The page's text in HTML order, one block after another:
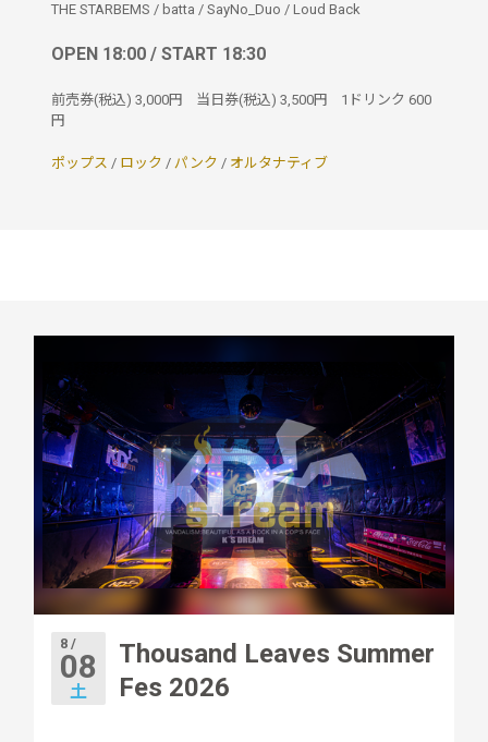
THE STARBEMS / batta / SayNo_Duo / Loud Back
OPEN 18:00 / START 18:30
前売券(税込) 3,000円 当日券(税込) 3,500円 1ドリンク 600
円
ポップス / ロック / パンク / オルタナティブ
8 /
08
土
Thousand Leaves Summer
Fes 2026